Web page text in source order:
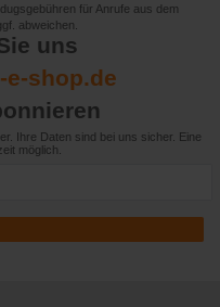
für Anrufe aus dem
abweichen.
uns
e-shop.de
Ihre Daten sind bei uns sicher. Eine
möglich.